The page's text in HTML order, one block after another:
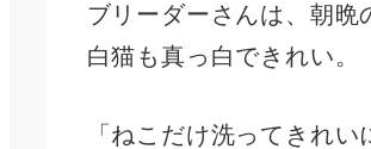
ブリーダーさんは、朝
白猫も真っ白できれい。
「ねこだけ洗ってきれ